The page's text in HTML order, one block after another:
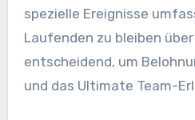
spezielle Ereignisse
Laufenden zu bleiben
entscheidend, um
und das Ultimate Team-